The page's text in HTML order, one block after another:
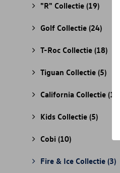
"R" Collectie (19)
Golf Collectie (24)
T-Roc Collectie (18)
Tiguan Collectie (5)
California Collectie (18)
Kids Collectie (5)
Cobi (10)
Fire & Ice Collectie (3)